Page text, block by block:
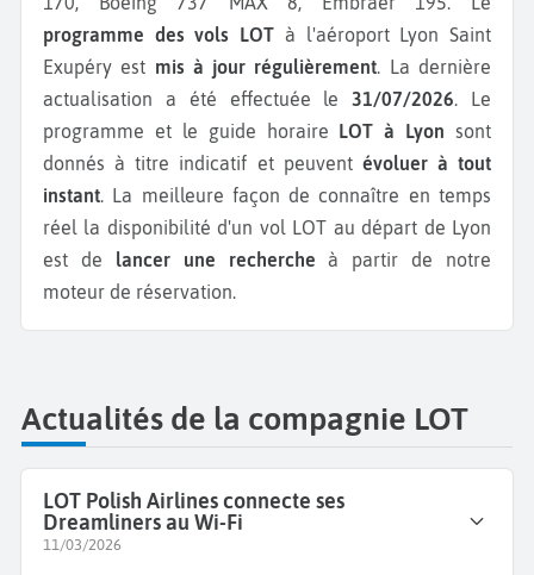
programme des vols LOT à l'aéroport Lyon Saint
Exupéry est mis à jour régulièrement. La dernière
actualisation a été effectuée le31/07/2026. Le
programme et le guide horaire LOT à Lyon sont
donnés à titre indicatif et peuvent évoluer à tout
instant. La meilleure façon de connaître en temps
réel la disponibilité d'un vol LOT au départ de Lyon
est de lancer une recherche à partir de notre
moteur de réservation.
Actualités de la compagnie LOT
LOT Polish Airlines connecte ses
Dreamliners au Wi-Fi
11/03/2026